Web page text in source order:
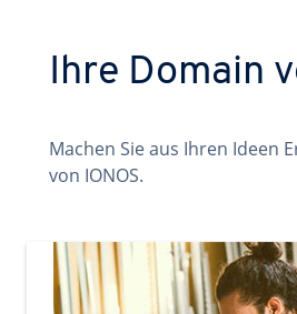
Ihre Domain
Machen Sie aus Ihren Ideen
von IONOS.